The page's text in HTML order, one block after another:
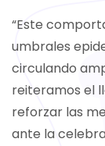
“Este
umbrales
circulando
reiteramos el
reforzar las
ante la